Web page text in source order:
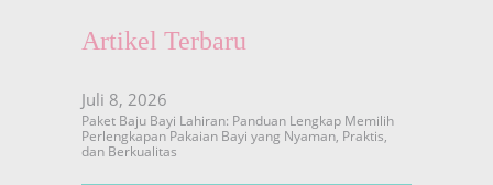
Artikel Terbaru
Juli 8, 2026
Paket Baju Bayi Lahiran: Panduan Lengkap Memilih
Perlengkapan Pakaian Bayi yang Nyaman, Praktis,
dan Berkualitas